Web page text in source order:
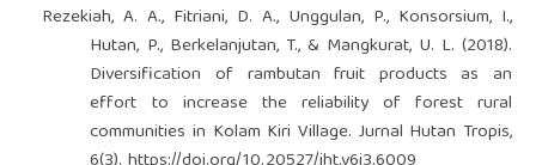
Rezekiah, A. A., Fitriani, D. A., Unggulan, P., Konsorsium, I.,
Hutan, P., Berkelanjutan, T., & Mangkurat, U. L. (2018).
Diversification of rambutan fruit products as an
effort to increase the reliability of forest rural
communities in Kolam Kiri Village. Jurnal Hutan Tropis,